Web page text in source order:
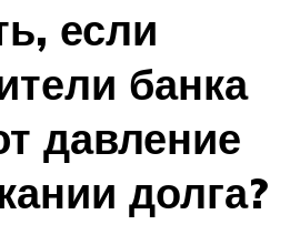
если
банка
давление
долга?